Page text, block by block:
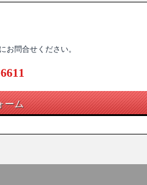
お問合せください。
ーム